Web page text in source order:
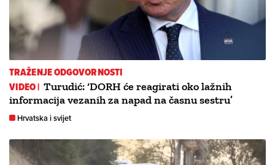
TRAŽENJE ODGOVORNOSTI
VIDEO | Turudić: ‘DORH će reagirati oko lažnih
informacija vezanih za napad na časnu sestru’
Hrvatska i svijet